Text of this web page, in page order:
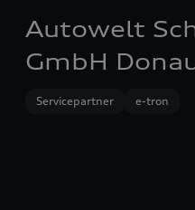
Autowelt
GmbH
Servicepartner e-tron